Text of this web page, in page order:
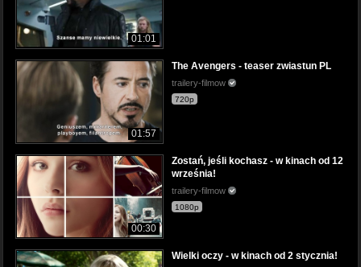
01:01
01:57
The Avengers - teaser zwiastun PL
trailery-filmow
720p
00:30
Zostań, jeśli kochasz - w kinach od 12
września!
trailery-filmow
1080p
Wielki oczy - w kinach od 2 stycznia!